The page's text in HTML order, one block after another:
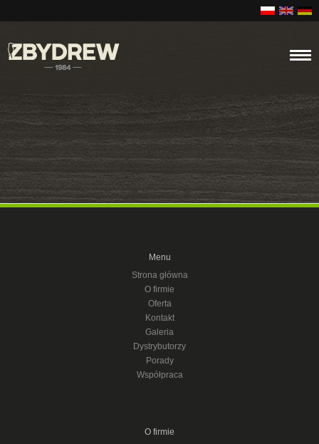
Menu
Strona główna
O firmie
Oferta
Kontakt
Galeria
Dystrybutorzy
Porady
Współpraca
O firmie